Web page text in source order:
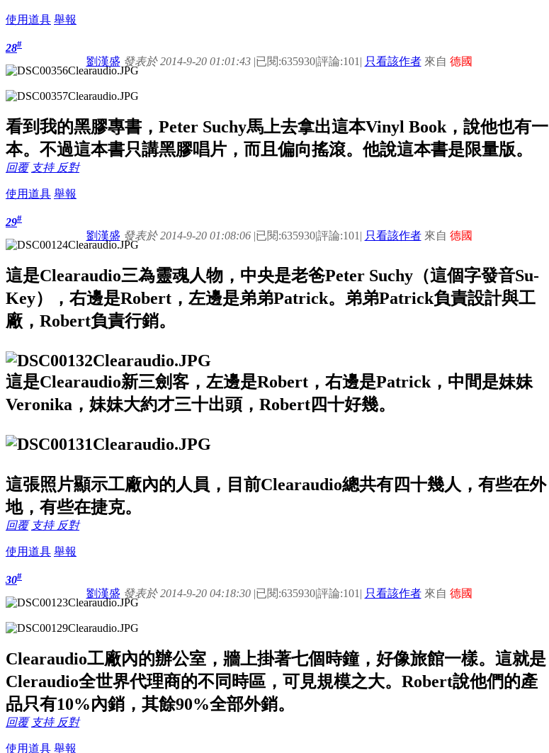
使用道具 舉報
28#
劉漢盛 發表於 2014-9-20 01:01:43 |已閱:635930|評論:101 | 只看該作者來自 德國
看到我的黑膠專書，Peter Suchy馬上去拿出這本Vinyl Book，說他也有一
本。不過這本書只講黑膠唱片，而且偏向搖滾。他說這本書是限量版。
回覆 支持 反對
使用道具 舉報
29#
劉漢盛 發表於 2014-9-20 01:08:06 |已閱:635930|評論:101 | 只看該作者來自 德國
這是Clearaudio三為靈魂人物，中央是老爸Peter Suchy（這個字發音Su-
Key），右邊是Robert，左邊是弟弟Patrick。弟弟Patrick負責設計與工
廠，Robert負責行銷。
這是Clearaudio新三劍客，左邊是Robert，右邊是Patrick，中間是妹妹
Veronika，妹妹大約才三十出頭，Robert四十好幾。
這張照片顯示工廠內的人員，目前Clearaudio總共有四十幾人，有些在外
地，有些在捷克。
回覆 支持 反對
使用道具 舉報
30#
劉漢盛 發表於 2014-9-20 04:18:30 |已閱:635930|評論:101 | 只看該作者來自 德國
Clearaudio工廠內的辦公室，牆上掛著七個時鐘，好像旅館一樣。這就是
Cleraudio全世界代理商的不同時區，可見規模之大。Robert說他們的產
品只有10%內銷，其餘90%全部外銷。
回覆 支持 反對
使用道具 舉報